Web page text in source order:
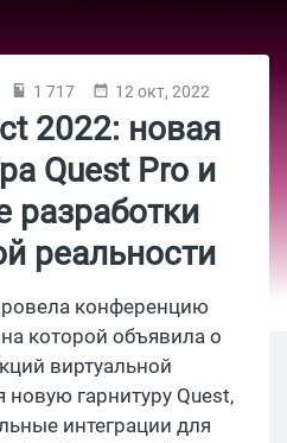
1 717 12 окт, 2022
2022: новая
Quest Pro и
разработки
реальности
конференцию
которой объявила о
виртуальной
новую гарнитуру Quest,
интеграции для